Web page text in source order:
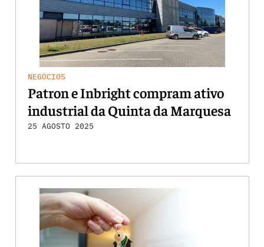
NEGÓCIOS
Patron e Inbright compram ativo
industrial da Quinta da Marquesa
25 AGOSTO 2025